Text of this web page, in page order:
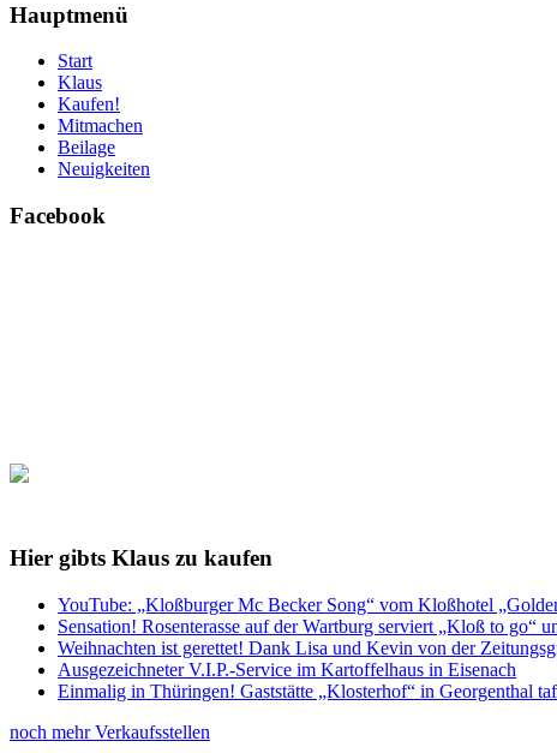
Hauptmenü
Start
Klaus
Kaufen!
Mitmachen
Beilage
Neuigkeiten
Facebook
Hier gibts Klaus zu kaufen
YouTube: „Kloßburger Mc Becker Song“ vom Kloßhotel
Sensation! Rosenterasse auf der Wartburg serviert „Kloß to go“
Weihnachten ist gerettet! Dank Lisa und Kevin von der
Ausgezeichneter V.I.P.-Service im Kartoffelhaus in Eisenach
Einmalig in Thüringen! Gaststätte „Klosterhof“ in Georgenthal
noch mehr Verkaufsstellen